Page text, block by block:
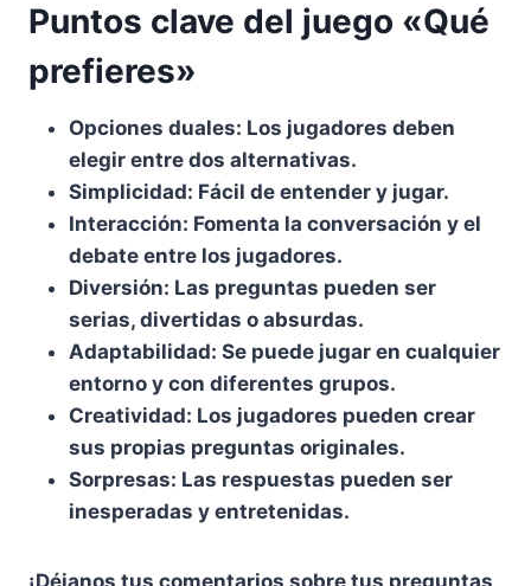
Puntos clave del juego «Qué
prefieres»
Opciones duales: Los jugadores deben
elegir entre dos alternativas.
Simplicidad: Fácil de entender y jugar.
Interacción: Fomenta la conversación y el
debate entre los jugadores.
Diversión: Las preguntas pueden ser
serias, divertidas o absurdas.
Adaptabilidad: Se puede jugar en cualquier
entorno y con diferentes grupos.
Creatividad: Los jugadores pueden crear
sus propias preguntas originales.
Sorpresas: Las respuestas pueden ser
inesperadas y entretenidas.